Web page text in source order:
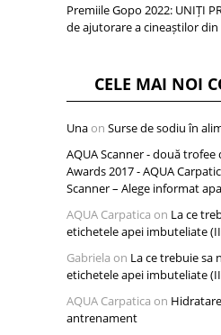
Premiile Gopo 2022: UNIȚI
de ajutorare a cineaștilor din
CELE MAI NOI
Unaon Surse de sodiu în
AQUA Scanner - două trofee
Awards 2017 - AQUA
Scanner – Alege informat
AQUA Carpatica on La ce
etichetele apei imbuteliate
Gabriela on La ce trebuie sa
etichetele apei imbuteliate
AQUA Carpatica on
antrenament